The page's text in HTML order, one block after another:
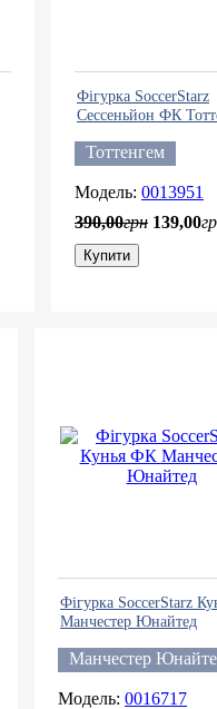
Фігурка SoccerStarz
Сессеньйон ФК
Тоттенгем
0013951
390,00грн 139,00
Купити
Фігурка SoccerStarz
Манчестер Юнайтед
Манчестер
0016717